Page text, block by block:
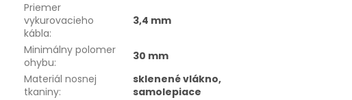
Priemer
vykurovacieho
kábla:
3,4 mm
Minimálny polomer
ohybu:
30 mm
Materiál nosnej
tkaniny:
sklenené vlákno,
samolepiace